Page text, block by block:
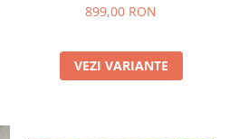
899,00 RON
VEZI VARIANTE